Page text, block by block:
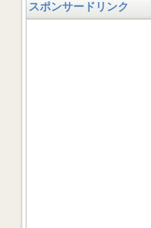
スポンサードリンク